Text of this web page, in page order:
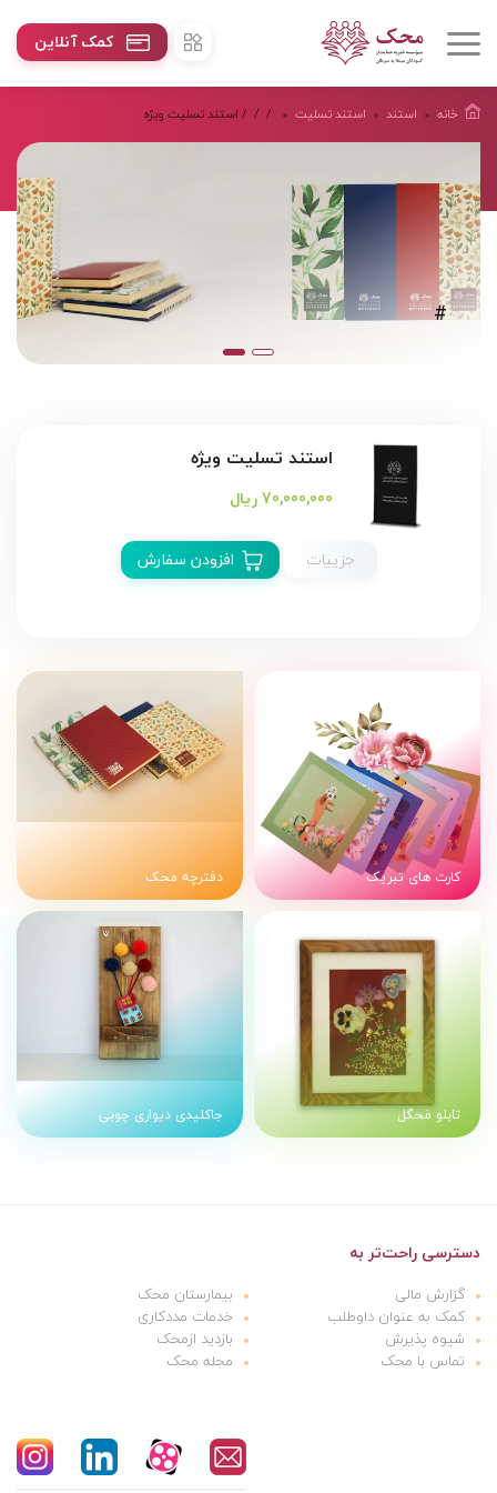
کمک آنلاین
خانه / استند / استند تسلیت / استند تسلیت ویژه
#
استند تسلیت ویژه
70,000,000 ریال
جزییات افزودن سفارش
کارت های تبریک دفترچه محک
تابلو مَحگل جاکلیدی دیواری چوبی
دسترسی راحت‌تر به
گزارش مالی
بیمارستان محک
کمک به عنوان داوطلب
خدمات مددکاری
شیوه پذیرش
بازدید ازمحک
تماس با محک
مجله محک